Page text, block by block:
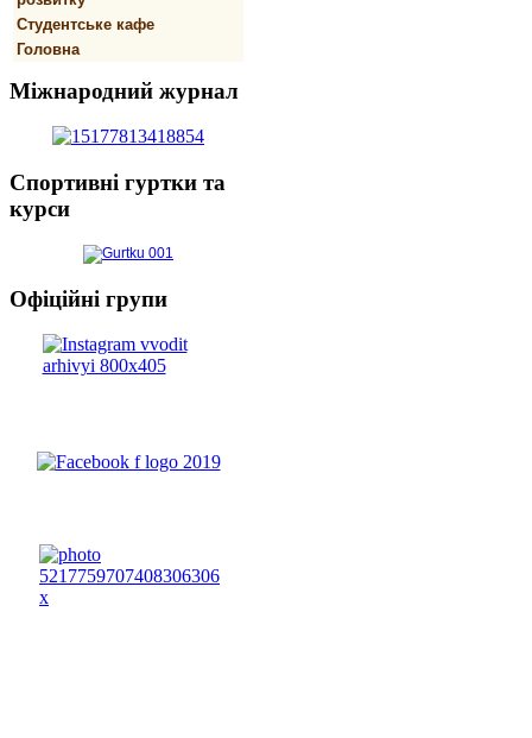
Студентське кафе
Головна
Міжнародний журнал
Спортивнi гуртки та
курси
Офіційні групи